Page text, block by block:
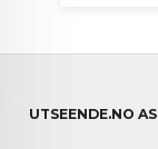
UTSEENDE.NO AS